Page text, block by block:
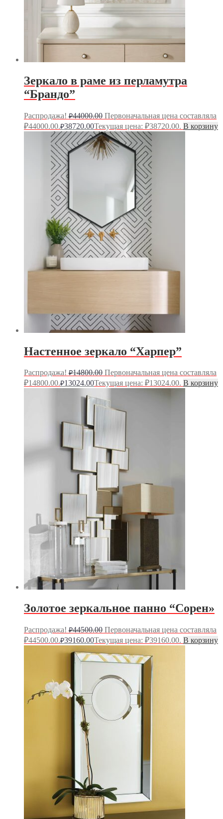
Зеркало в раме из перламутра
“Брандо”
Распродажа! ₽44000.00 Первоначальная цена составляла
₽44000.00.₽38720.00Текущая цена: ₽38720.00. В корзину
Настенное зеркало “Харпер”
Распродажа! ₽14800.00 Первоначальная цена составляла
₽14800.00.₽13024.00Текущая цена: ₽13024.00. В корзину
Золотое зеркальное панно “Сорен»
Распродажа! ₽44500.00 Первоначальная цена составляла
₽44500.00.₽39160.00Текущая цена: ₽39160.00. В корзину